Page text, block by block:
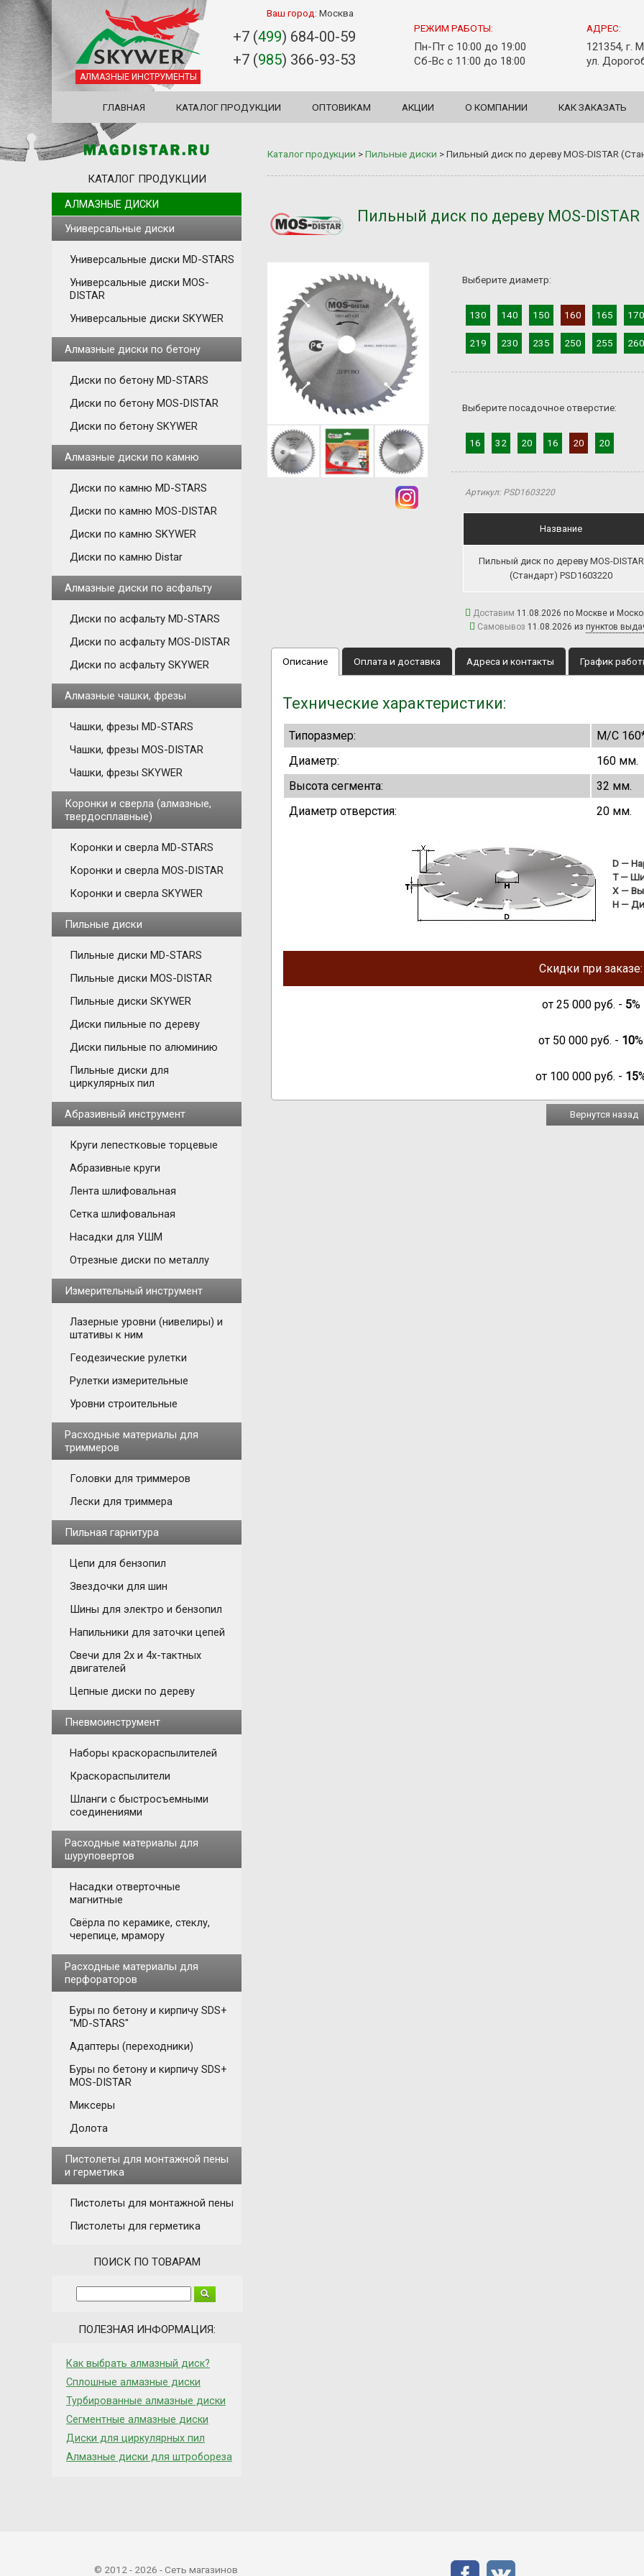
АЛМАЗНЫЕ ИНСТРУМЕНТЫ
Ваш город: Москва
+7 (499) 684-00-59
+7 (985) 366-93-53
РЕЖИМ РАБОТЫ:
Пн-Пт с 10:00 до 19:00
Сб-Вс с 11:00 до 18:00
АДРЕС:
121354, г.
ул.
ГЛАВНАЯ КАТАЛОГ ПРОДУКЦИИ ОПТОВИКАМ АКЦИИ О КОМПАНИИ КАК ЗАКАЗАТЬ
КАТАЛОГ ПРОДУКЦИИ
АЛМАЗНЫЕ ДИСКИ
Универсальные диски
Универсальные диски MD-STARS
Универсальные диски MOS-
DISTAR
Универсальные диски SKYWER
Алмазные диски по бетону
Диски по бетону MD-STARS
Диски по бетону MOS-DISTAR
Диски по бетону SKYWER
Алмазные диски по камню
Диски по камню MD-STARS
Диски по камню MOS-DISTAR
Диски по камню SKYWER
Диски по камню Distar
Алмазные диски по асфальту
Диски по асфальту MD-STARS
Диски по асфальту MOS-DISTAR
Диски по асфальту SKYWER
Алмазные чашки, фрезы
Чашки, фрезы MD-STARS
Чашки, фрезы MOS-DISTAR
Чашки, фрезы SKYWER
Коронки и сверла (алмазные,
твердосплавные)
Коронки и сверла MD-STARS
Коронки и сверла MOS-DISTAR
Коронки и сверла SKYWER
Пильные диски
Пильные диски MD-STARS
Пильные диски MOS-DISTAR
Пильные диски SKYWER
Диски пильные по дереву
Диски пильные по алюминию
Пильные диски для
циркулярных пил
Абразивный инструмент
Круги лепестковые торцевые
Абразивные круги
Лента шлифовальная
Сетка шлифовальная
Насадки для УШМ
Отрезные диски по металлу
Измерительный инструмент
Лазерные уровни (нивелиры) и
штативы к ним
Геодезические рулетки
Рулетки измерительные
Уровни строительные
Расходные материалы для
триммеров
Головки для триммеров
Лески для триммера
Пильная гарнитура
Цепи для бензопил
Звездочки для шин
Шины для электро и бензопил
Напильники для заточки цепей
Свечи для 2х и 4х-тактных
двигателей
Цепные диски по дереву
Пневмоинструмент
Наборы краскораспылителей
Краскораспылители
Шланги с быстросъемными
соединениями
Расходные материалы для
шуруповертов
Насадки отверточные
магнитные
Свёрла по керамике, стеклу,
черепице, мрамору
Расходные материалы для
перфораторов
Буры по бетону и кирпичу SDS+
"MD-STARS"
Адаптеры (переходники)
Буры по бетону и кирпичу SDS+
MOS-DISTAR
Миксеры
Долота
Пистолеты для монтажной пены
и герметика
Пистолеты для монтажной пены
Пистолеты для герметика
ПОИСК ПО ТОВАРАМ
ПОЛЕЗНАЯ ИНФОРМАЦИЯ:
Как выбрать алмазный диск?
Сплошные алмазные диски
Турбированные алмазные диски
Сегментные алмазные диски
Диски для циркулярных пил
Алмазные диски для штробореза
Каталог продукции >Пильные диски >Пильный диск по дереву MOS-DISTAR
Пильный диск по дереву MOS-
Выберите диаметр:
130 140 150 160 165
219 230 235 250 255
Выберите посадочное отверстие:
16 32 20 16 20 20
Артикул: PSD1603220
Название
Пильный диск по дереву MOS-DISTAR
(Стандарт) PSD1603220
Доставим 11.08.2026 по Москве и
Самовывоз 11.08.2026 из пунктов
Описание Оплата и доставка Адреса и контакты График
Технические характеристики:
Типоразмер:
M/С
Диаметр:
160 мм.
Высота сегмента:
32 мм.
Диаметр отверстия:
20 мм.
D —
T—
X —
H —
Скидки при заказе:
от 25 000руб. - 5%
от 50 000 руб. - 10%
от 100 000руб. - 15
Вернутся назад
© 2012 - 2026 - Сеть магазинов